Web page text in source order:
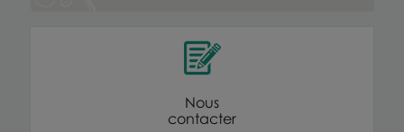
Nous
contacter